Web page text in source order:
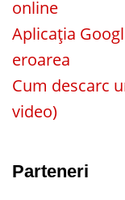
online
Aplicația
eroarea
Cum descarc
video)
Parteneri